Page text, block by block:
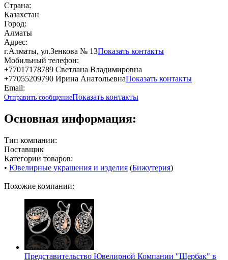
Страна:
Казахстан
Город:
Алматы
Адрес:
г.Алматы, ул.Зенкова № 13Показать контакты
Мобильный телефон:
+77017178789 Светлана Владимировна
+77055209790 Ирина АнатольевнаПоказать контакты
Email:
Отправить сообщениеПоказать контакты
Основная информация:
Тип компании:
Поставщик
Категории товаров:
• Ювелирные украшения и изделия (Бижутерия)
Похожие компании:
Представительство Ювелирной Компании "Щербак" в